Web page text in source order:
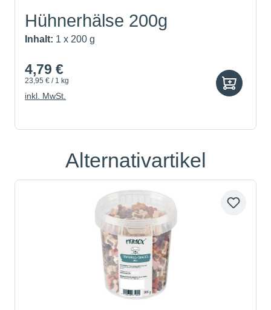
Hühnerhälse 200g
Inhalt: 1 x 200 g
4,79 €
23,95 € / 1 kg
inkl. MwSt.
Produktgalerie überspringen
Alternativartikel